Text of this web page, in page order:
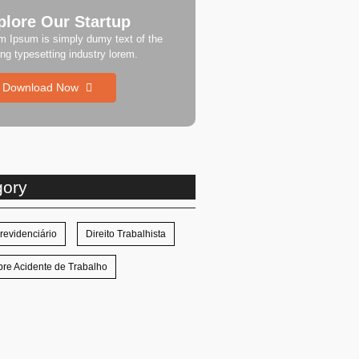
Our Startup
Ipsum is simply dumy text of the
typesetting industry lorem.
Download Now
Direito Trabalhista
Acidente de Trabalho